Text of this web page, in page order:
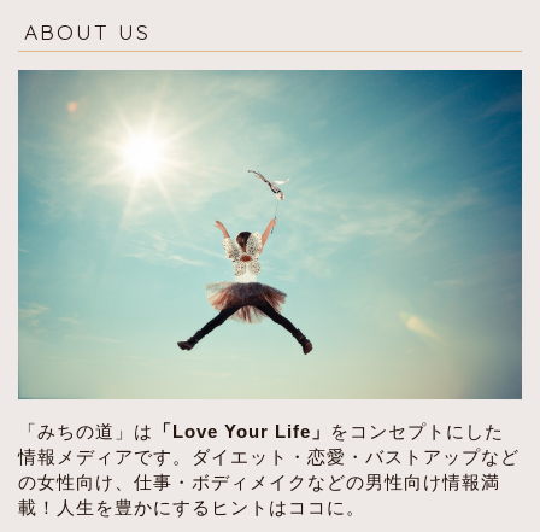
ABOUT US
「みちの道」は 「Love Your Life」
をコンセプトにした
情報メディアです。ダイエット・恋愛・バストアップなど
の女性向け、仕事・ボディメイクなどの男性向け情報満
載！人生を豊かにするヒントはココに。